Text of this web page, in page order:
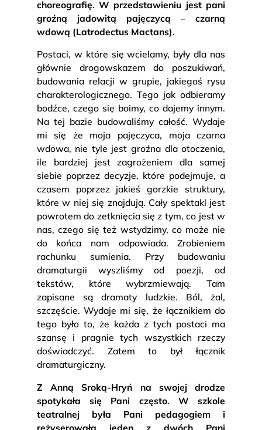
choreografię. W przedstawieniu jest pani
groźną jadowitą pajęczycą – czarną
wdową (Latrodectus Mactans).
Postaci, w które się wcielamy, były dla nas
głównie drogowskazem do poszukiwań,
budowania relacji w grupie, jakiegoś rysu
charakterologicznego. Tego jak odbieramy
bodźce, czego się boimy, co dajemy innym.
Na tej bazie budowaliśmy całość. Wydaje
mi się że moja pajęczyca, moja czarna
wdowa, nie tyle jest groźna dla otoczenia,
ile bardziej jest zagrożeniem dla samej
siebie poprzez decyzje, które podejmuje, a
czasem poprzez jakieś gorzkie struktury,
które w niej się znajdują. Cały spektakl jest
powrotem do zetknięcia się z tym, co jest w
nas, czego się też wstydzimy, co może nie
do końca nam odpowiada. Zrobieniem
rachunku sumienia. Przy budowaniu
dramaturgii wyszliśmy od poezji, od
tekstów, które wybrzmiewają. Tam
zapisane są dramaty ludzkie. Ból, żal,
szczęście. Wydaje mi się, że łącznikiem do
tego było to, że każda z tych postaci ma
szansę i pragnie tych wszystkich rzeczy
doświadczyć. Zatem to był łącznik
dramaturgiczny.
Z Anną Sroką-Hryń na swojej drodze
spotykała się Pani często. W szkole
teatralnej była Pani pedagogiem i
reżyserowała jeden z dwóch Pani